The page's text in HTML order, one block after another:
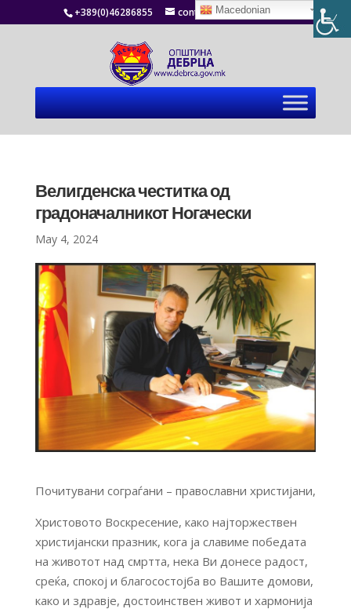
+389(0)46286855 contact@debrca.gov.mk
Велигденска честитка од
градоначалникот Ногачески
May 4, 2024
Почитувани сограѓани – православни христијани,
Христовото Воскресение, како најторжествен
христијански празник, кога ја славиме победата
на животот над смртта, нека Ви донесе радост,
среќа, спокој и благосостојба во Вашите домови,
како и здравје, достоинствен живот и хармонија
Macedonian